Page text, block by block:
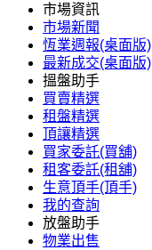
市場資訊
市場新聞
恆業週報(桌面版)
最新成交(桌面版)
搵盤助手
買賣精選
租盤精選
頂讓精選
買家委託(買舖)
租客委託(租舖)
生意頂手(頂手)
我的查詢
放盤助手
物業出售